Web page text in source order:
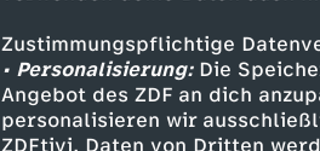
Zustimmungspflichtige
• Personalisierung:Die
Angebot des ZDF an dich
personalisieren wir
ZDFtivi. Daten von Dritten